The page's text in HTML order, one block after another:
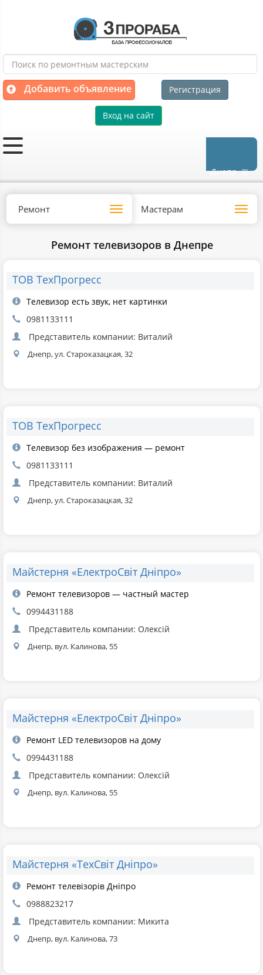
Добавить объявление Регистрация
Вход на сайт
Днепр
Toggle
navigation
Ремонт Мастерам
Ремонт телевизоров в Днепре
ТОВ ТехПрогресс
Телевизор есть звук, нет картинки
0981133111
Представитель компании: Виталий
Днепр, ул. Староказацкая, 32
ТОВ ТехПрогресс
Телевизор без изображения — ремонт
0981133111
Представитель компании: Виталий
Днепр, ул. Староказацкая, 32
Майстерня «ЕлектроСвіт Дніпро»
Ремонт телевизоров — частный мастер
0994431188
Представитель компании: Олексій
Днепр, вул. Калинова, 55
Майстерня «ЕлектроСвіт Дніпро»
Ремонт LED телевизоров на дому
0994431188
Представитель компании: Олексій
Днепр, вул. Калинова, 55
Майстерня «ТехСвіт Дніпро»
Ремонт телевізорів Дніпро
0988823217
Представитель компании: Микита
Днепр, вул. Калинова, 73